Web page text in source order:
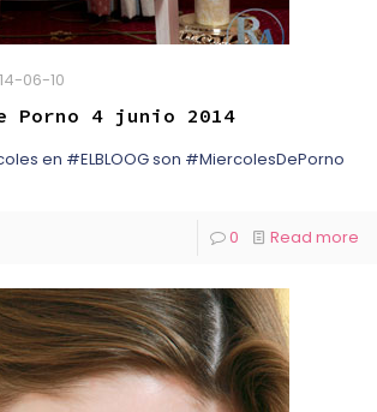
06-10
Porno 4 junio 2014
en #ELBLOOG son #MiercolesDePorno
0 Read more